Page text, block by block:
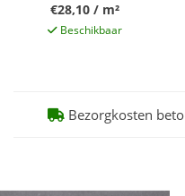
€28,10 / m²
Beschikbaar
Bezorgkosten